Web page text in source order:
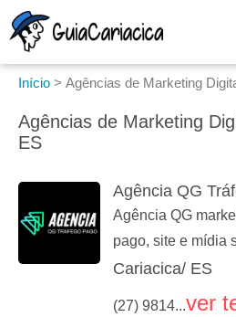
Início > Agências de Marketing
Agências de Marketing
ES
Agência QG
Agência QG
pago, site e mídia
Cariacica/ ES
(27) 9814...ver